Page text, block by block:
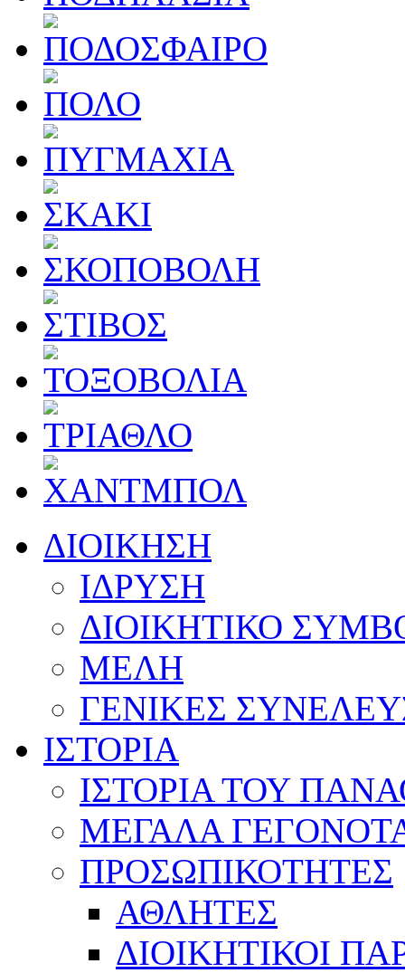
ΔΙΟΙΚΗΣΗ
ΙΔΡΥΣΗ
ΔΙΟΙΚΗΤΙΚΟ
ΜΕΛΗ
ΓΕΝΙΚΕΣ
ΙΣΤΟΡΙΑ
ΙΣΤΟΡΙΑ ΤΟΥ
ΜΕΓΑΛΑ
ΠΡΟΣΩΠΙΚΟΤΗΤΕΣ
ΑΘΛΗΤΕΣ
ΔΙΟΙΚΗΤΙΚΟΙ